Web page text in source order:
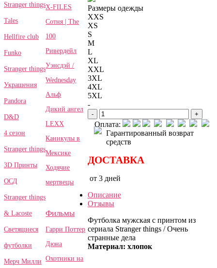
Stranger things
Tales
Hellfire club
Funko
Stranger things
Украшения
Pandora
D&D
4 сезон
Stranger things
3D Принты
ОСД
Stranger things
& Lacoste
Светящиеся
футболки
Мерч Милли
X-FILES
Сотня | The
100
Ривердейл
Уэнсдэй /
Wednesday
Альф
Дикий ангел
LEXX
Каникулы в
Мексике
Ходячие
мертвецы
Фильмы
Гарри Поттер
Дюна
Охотники на
Размеры одежды
XXS
XS
S
M
L
XL
XXL
3XL
4XL
5XL
-
- +
Оплата:
Гарантированный возврат
средств
ДОСТАВКА
от 3 дней
Описание
Отзывы
Футболка мужская с принтом из
сериала Stranger things / Очень
странные дела
Материал: хлопок